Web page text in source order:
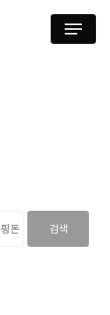
Menu
검색